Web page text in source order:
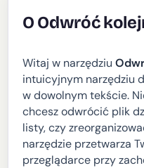
O Odwróć
Witaj w narzędziu
intuicyjnym narzędziu
w dowolnym tekście.
chcesz odwrócić plik
listy, czy
narzędzie przetwarza
przeglądarce przy